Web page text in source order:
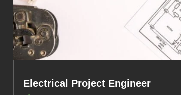
Electrical Project Engineer